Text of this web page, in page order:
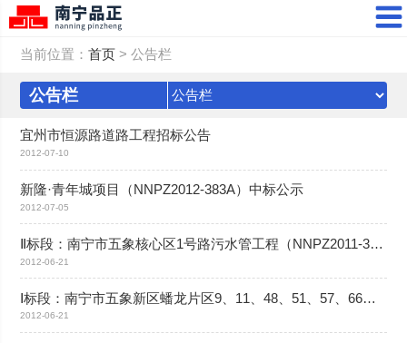
当前位置：首页 > 公告栏
公告栏
宜州市恒源路道路工程招标公告
2012-07-10
新隆·青年城项目（NNPZ2012-383A）中标公示
2012-07-05
Ⅱ标段：南宁市五象核心区1号路污水管工程（NNPZ2011-370A-2）中标公示
2012-06-21
Ⅰ标段：南宁市五象新区蟠龙片区9、11、48、51、57、66号路污水管工程（NNPZ2011-370A-1）中标公示
2012-06-21